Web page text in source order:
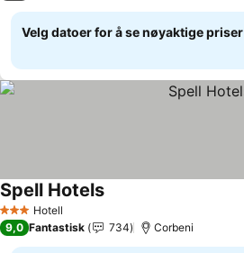
Velg datoer for å se nøyaktige priser
3 StjernerHotell
Spell HotelsSe priser
9,0 Fantastisk 734 Corbeni